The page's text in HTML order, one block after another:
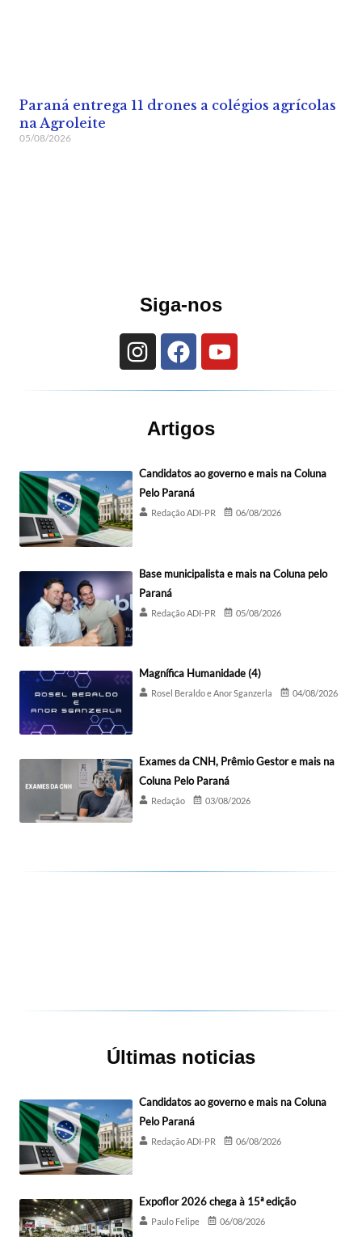
Paraná entrega 11 drones a colégios agrícolas
na Agroleite
05/08/2026
Siga-nos
Artigos
Candidatos ao governo e mais na Coluna
Pelo Paraná
Redação ADI-PR 06/08/2026
Base municipalista e mais na Coluna pelo
Paraná
Redação ADI-PR 05/08/2026
Magnífica Humanidade (4)
Rosel Beraldo e Anor Sganzerla 04/08/2026
Exames da CNH, Prêmio Gestor e mais na
Coluna Pelo Paraná
Redação 03/08/2026
Últimas noticias
Candidatos ao governo e mais na Coluna
Pelo Paraná
Redação ADI-PR 06/08/2026
Expoflor 2026 chega à 15ª edição
Paulo Felipe 06/08/2026